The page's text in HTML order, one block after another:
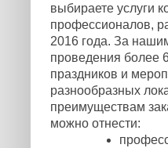
выбираете услуги
профессионалов,
2016 года. За
проведения более
праздников и
разнообразных
преимуществам
можно отнести: